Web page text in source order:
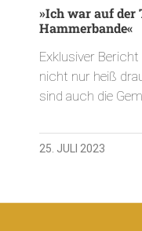
»Ich war auf der
Hammerbande«
Exklusiver
nicht nur heiß
sind auch die
25. JULI 2023